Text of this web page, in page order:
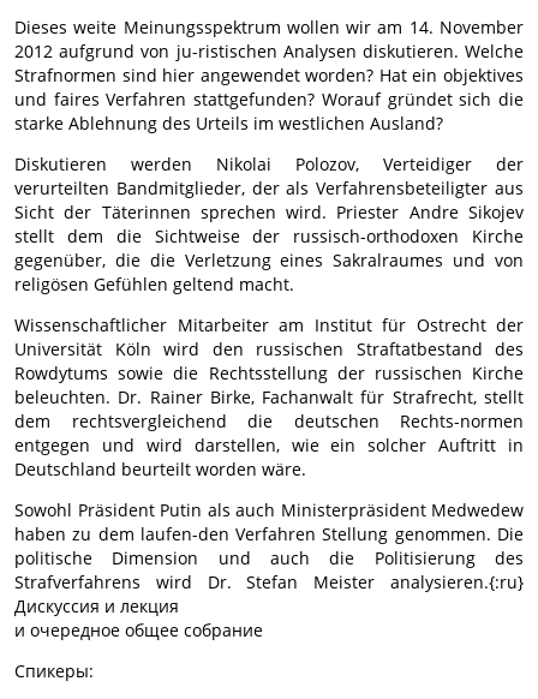
Dieses weite Meinungsspektrum wollen wir am 14. November
2012 aufgrund von ju-ristischen Analysen diskutieren. Welche
Strafnormen sind hier angewendet worden? Hat ein objektives
und faires Verfahren stattgefunden? Worauf gründet sich die
starke Ablehnung des Urteils im westlichen Ausland?
Diskutieren werden Nikolai Polozov, Verteidiger der
verurteilten Bandmitglieder, der als Verfahrensbeteiligter aus
Sicht der Täterinnen sprechen wird. Priester Andre Sikojev
stellt dem die Sichtweise der russisch-orthodoxen Kirche
gegenüber, die die Verletzung eines Sakralraumes und von
religösen Gefühlen geltend macht.
Wissenschaftlicher Mitarbeiter am Institut für Ostrecht der
Universität Köln wird den russischen Straftatbestand des
Rowdytums sowie die Rechtsstellung der russischen Kirche
beleuchten. Dr. Rainer Birke, Fachanwalt für Strafrecht, stellt
dem rechtsvergleichend die deutschen Rechts-normen
entgegen und wird darstellen, wie ein solcher Auftritt in
Deutschland beurteilt worden wäre.
Sowohl Präsident Putin als auch Ministerpräsident Medwedew
haben zu dem laufen-den Verfahren Stellung genommen. Die
politische Dimension und auch die Politisierung des
Strafverfahrens wird Dr. Stefan Meister analysieren.{:ru}
Дискуссия и лекция
и очередное общее собрание
Спикеры: